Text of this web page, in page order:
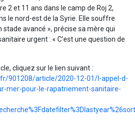
2 et 11 ans dans le camp de Roj 2,
le nord-est de la Syrie. Elle souffre
stade avancé », précise sa mère qui
urgent : « C’est une question de
cliquez sur le lien suivant :
901208/article/2020-12-01/l-appel-d-
mer-pour-le-rapatriement-sanitaire-